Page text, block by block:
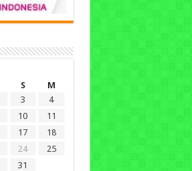
S
M
3
4
10
11
17
18
24
25
31